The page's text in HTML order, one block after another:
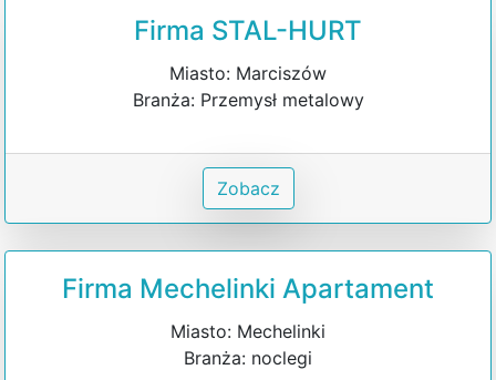
Firma STAL-HURT
Miasto: Marciszów
Branża: Przemysł metalowy
Zobacz
Firma Mechelinki Apartament
Miasto: Mechelinki
Branża: noclegi